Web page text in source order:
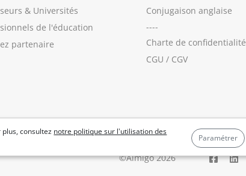
consultez notre politique sur l'utilisation des
Paramétrer
& Universités
de l'éducation
partenaire
Conjugaison anglaise
----
Charte de confidentialité
CGU / CGV
©Aimigo 2026